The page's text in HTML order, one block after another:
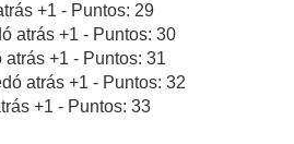
+1 - Puntos: 29
atrás +1 - Puntos: 30
+1 - Puntos: 31
atrás +1 - Puntos: 32
+1 - Puntos: 33